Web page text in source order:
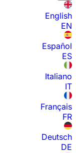
English
EN
Español
ES
Italiano
IT
Français
FR
Deutsch
DE